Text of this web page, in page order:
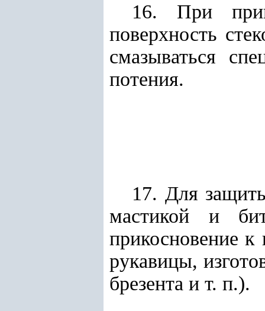
16. При
поверхность
смазываться
потения.
17. Для
мастикой и
прикосновение
рукавицы,
брезента и т. п.).